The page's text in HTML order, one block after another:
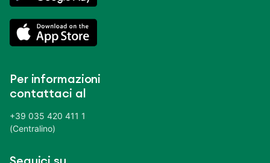
Per informazioni
contattaci al
+39 035 420 411 1
(Centralino)